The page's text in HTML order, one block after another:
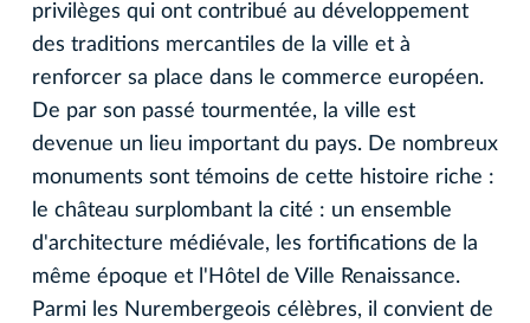
privilèges qui ont contribué au développement
des traditions mercantiles de la ville et à
renforcer sa place dans le commerce européen.
De par son passé tourmentée, la ville est
devenue un lieu important du pays. De nombreux
monuments sont témoins de cette histoire riche :
le château surplombant la cité : un ensemble
d'architecture médiévale, les fortifications de la
même époque et l'Hôtel de Ville Renaissance.
Parmi les Nurembergeois célèbres, il convient de